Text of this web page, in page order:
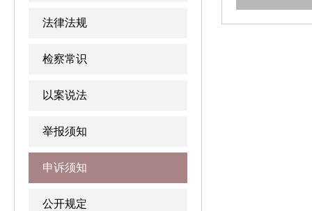
法律法规
检察常识
以案说法
举报须知
申诉须知
公开规定